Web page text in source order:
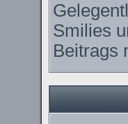
Smilies
Beitrags